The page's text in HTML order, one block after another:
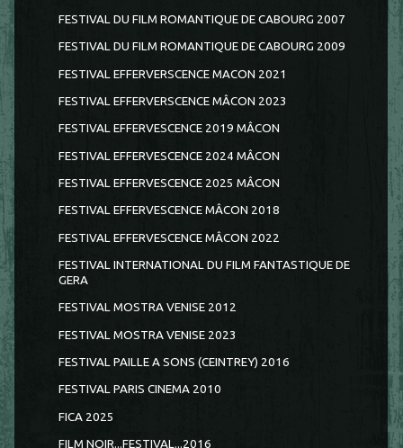
FESTIVAL DU FILM ROMANTIQUE DE CABOURG 2007
FESTIVAL DU FILM ROMANTIQUE DE CABOURG 2009
FESTIVAL EFFERVERSCENCE MACON 2021
FESTIVAL EFFERVERSCENCE MÂCON 2023
FESTIVAL EFFERVESCENCE 2019 MÂCON
FESTIVAL EFFERVESCENCE 2024 MÂCON
FESTIVAL EFFERVESCENCE 2025 MÂCON
FESTIVAL EFFERVESCENCE MÂCON 2018
FESTIVAL EFFERVESCENCE MÂCON 2022
FESTIVAL INTERNATIONAL DU FILM FANTASTIQUE DE
GERA
FESTIVAL MOSTRA VENISE 2012
FESTIVAL MOSTRA VENISE 2023
FESTIVAL PAILLE A SONS (CEINTREY) 2016
FESTIVAL PARIS CINEMA 2010
FICA 2025
FILM NOIR...FESTIVAL...2016